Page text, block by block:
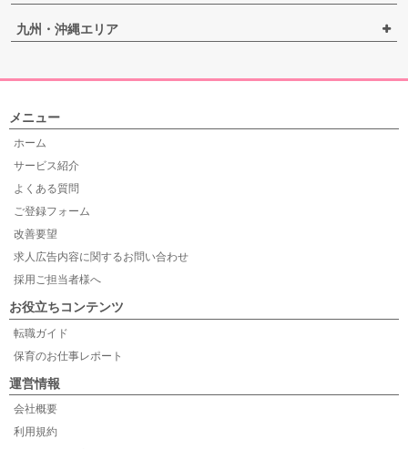
九州・沖縄エリア
メニュー
ホーム
サービス紹介
よくある質問
ご登録フォーム
改善要望
求人広告内容に関するお問い合わせ
採用ご担当者様へ
お役立ちコンテンツ
転職ガイド
保育のお仕事レポート
運営情報
会社概要
利用規約